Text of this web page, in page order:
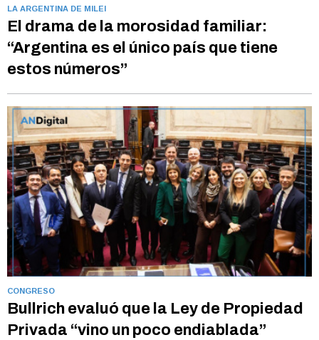
LA ARGENTINA DE MILEI
El drama de la morosidad familiar:
“Argentina es el único país que tiene
estos números”
CONGRESO
Bullrich evaluó que la Ley de Propiedad
Privada “vino un poco endiablada”